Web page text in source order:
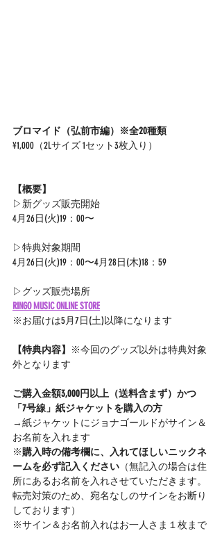
ブロマイド（弘前市編）※全20種類
¥1,000（2Lサイズ 1セット3枚入り）
【概要】
▷新グッズ販売開始
4月26日(火)19：00〜
▷特典対象期間
4月26日(火)19：00〜4月28日(木)18：59
▷グッズ販売場所
RINGO MUSIC ONLINE STORE
※お届けは5月7日(土)以降になります
【特典内容】
※今回のグッズ以外は特典対象
外となります
ご購入金額3,000円以上（送料含まず）かつ
「7号線」紙ジャケットを購入の方
→紙ジャケットにジョナゴールドがサイン＆
お名前を入れます
※購入時の備考欄に、入れてほしいニックネ
ームを必ず記入ください （無記入の場合は住
所にあるお名前を入れさせていただきます。
転売対策のため、宛名なしのサインをお断り
しております）
※サイン＆お名前入れはお一人さま１枚まで